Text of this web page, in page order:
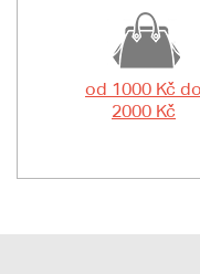
od 1000 Kč do
2000 Kč